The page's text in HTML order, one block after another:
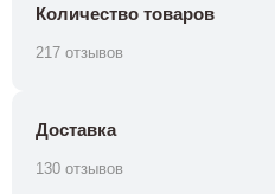
Количество товаров
217 отзывов
Доставка
130 отзывов